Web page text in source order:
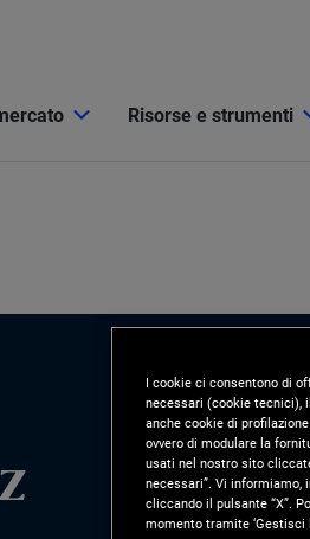
Risorse e strumenti
I cookie ci consentono di
necessari (cookie tecnici),
anche cookie di
ovvero di modulare la
usati nel nostro sito
necessari”. Vi
cliccando il pulsante “X”.
momento tramite ‘Gestisci